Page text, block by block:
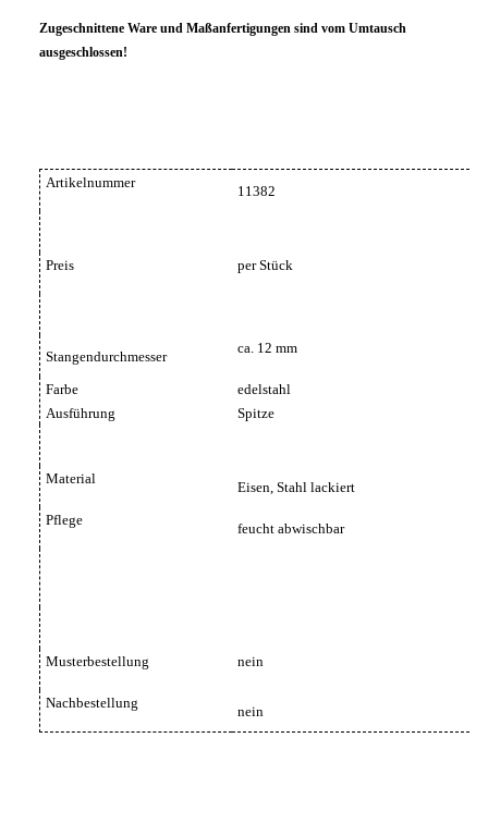
Zugeschnittene Ware und Maßanfertigungen sind vom Umtausch
ausgeschlossen!
Artikelnummer
11382
Preis per Stück
Stangendurchmesser
ca. 12 mm
Farbe
Ausführung
edelstahl
Spitze
Material
Eisen, Stahl lackiert
Pflege
feucht abwischbar
Musterbestellung nein
Nachbestellung
nein